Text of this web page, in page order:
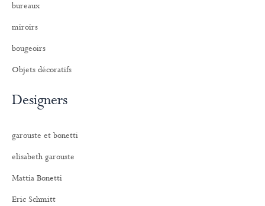
bureaux
miroirs
bougeoirs
Objets décoratifs
Designers
garouste et bonetti
elisabeth garouste
Mattia Bonetti
Eric Schmitt